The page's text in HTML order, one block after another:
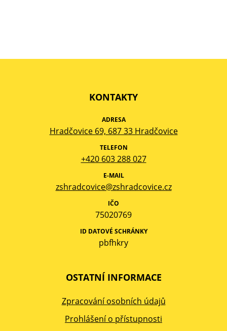
KONTAKTY
ADRESA
Hradčovice 69, 687 33 Hradčovice
TELEFON
+420 603 288 027
E-MAIL
zshradcovice@zshradcovice.cz
IČO
75020769
ID DATOVÉ SCHRÁNKY
pbfhkry
OSTATNÍ INFORMACE
Zpracování osobních údajů
Prohlášení o přístupnosti